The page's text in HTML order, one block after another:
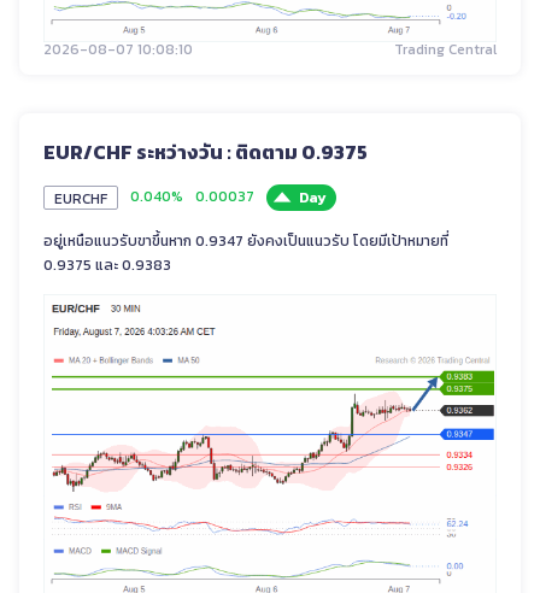
2026-08-07 10:08:10 Trading Central
EUR/CHF ระหว่างวัน : ติดตาม 0.9375
EURCHF 0.040% 0.00037
Day
อยู่เหนือแนวรับขาขึ้นหาก 0.9347 ยังคงเป็นแนวรับ โดยมีเป้าหมายที่
0.9375 และ 0.9383